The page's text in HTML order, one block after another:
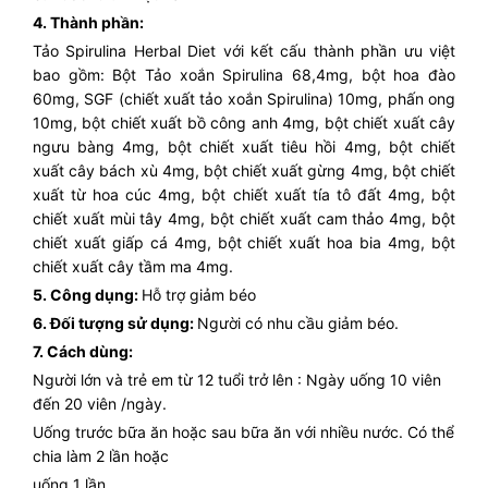
4. Thành phần:
Tảo Spirulina Herbal Diet với kết cấu thành phần ưu việt
bao gồm: Bột Tảo xoắn Spirulina 68,4mg, bột hoa đào
60mg, SGF (chiết xuất tảo xoắn Spirulina) 10mg, phấn ong
10mg, bột chiết xuất bồ công anh 4mg, bột chiết xuất cây
ngưu bàng 4mg, bột chiết xuất tiêu hồi 4mg, bột chiết
xuất cây bách xù 4mg, bột chiết xuất gừng 4mg, bột chiết
xuất từ hoa cúc 4mg, bột chiết xuất tía tô đất 4mg, bột
chiết xuất mùi tây 4mg, bột chiết xuất cam thảo 4mg, bột
chiết xuất giấp cá 4mg, bột chiết xuất hoa bia 4mg, bột
chiết xuất cây tầm ma 4mg.
5. Công dụng: Hỗ trợ giảm béo
6. Đối tượng sử dụng: Người có nhu cầu giảm béo.
7. Cách dùng:
Người lớn và trẻ em từ 12 tuổi trở lên : Ngày uống 10 viên
đến 20 viên /ngày.
Uống trước bữa ăn hoặc sau bữa ăn với nhiều nước. Có thể
chia làm 2 lần hoặc
uống 1 lần .